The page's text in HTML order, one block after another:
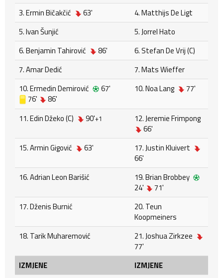
3. Ermin Bičakčić
63'
4. Matthijs De Ligt
5. Ivan Šunjić
5. Jorrel Hato
6. Benjamin Tahirović
86'
6. Stefan De Vrij (C)
7. Amar Dedić
7. Mats Wieffer
10. Ermedin Demirović
67'
76'
86'
10. Noa Lang 77'
11. Edin Džeko (C) 90'+1
12. Jeremie Frimpong
66'
15. Armin Gigović
63'
17. Justin Kluivert
66'
16. Adrian Leon Barišić
19. Brian Brobbey
24'
71'
17. Dženis Burnić
20. Teun
Koopmeiners
18. Tarik Muharemović
21. Joshua Zirkzee
77'
IZMJENE
IZMJENE